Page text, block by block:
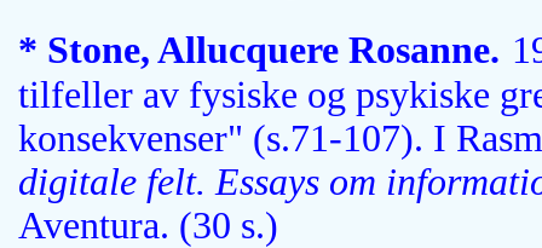
* Stone, Allucquere Rosanne.
tilfeller av fysiske og psykiske
konsekvenser" (s.71-107). I
digitale felt. Essays om
Aventura. (30 s.)